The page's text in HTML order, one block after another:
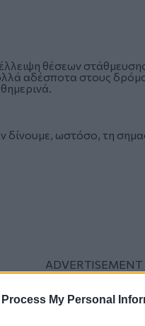
Process My Personal
θέσεων
αδέσποτα στους
δίνουμε, ωστόσο, τη